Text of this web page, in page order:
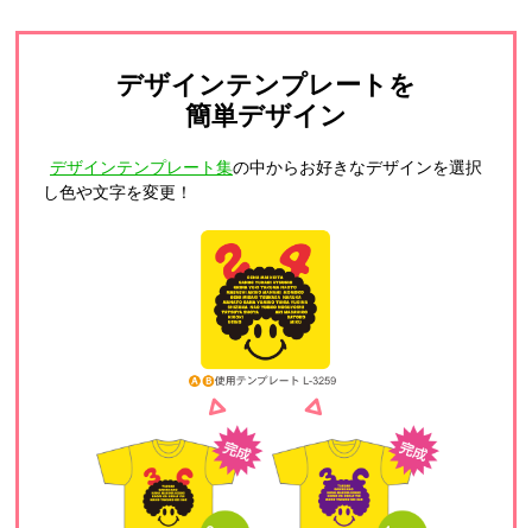
デザインテンプレートを
簡単デザイン
デザインテンプレート集の中からお好きなデザインを選択
し色や文字を変更！